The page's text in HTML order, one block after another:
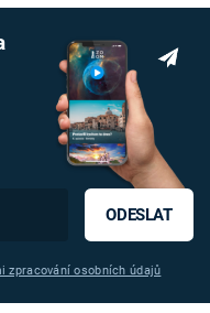
ODESLAT
zpracování osobních údajů